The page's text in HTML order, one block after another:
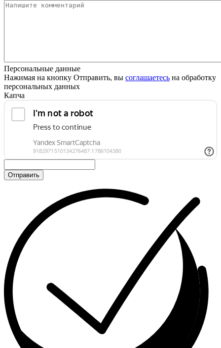
Персональные данные
Нажимая на кнопку Отправить, вы соглашаетесь на обработку
персональных данных
Капча
Отправить